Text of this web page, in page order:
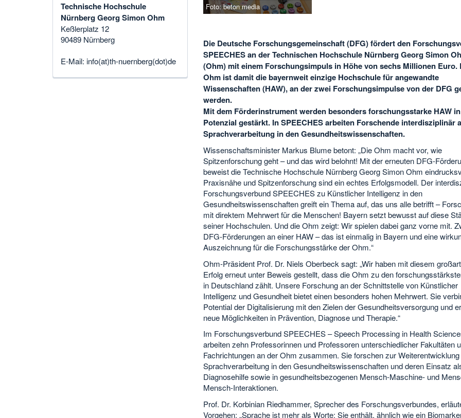
Foto: beton media
Die Deutsche Forschungsgemeinschaft (DFG) fördert den
SPEECHES an der Technischen Hochschule Nürnberg Georg Simon
(Ohm) mit einem Forschungsimpuls in Höhe von sechs Millionen Euro.
Ohm ist damit die bayernweit einzige Hochschule für angewandte
Wissenschaften (HAW), an der zwei Forschungsimpulse von der DFG
werden.
Mit dem Förderinstrument werden besonders forschungsstarke HAW
Potenzial gestärkt. In SPEECHES arbeiten Forschende interdisziplinär
Sprachverarbeitung in den Gesundheitswissenschaften.
Wissenschaftsminister Markus Blume betont: „Die Ohm macht vor, wie
Spitzenforschung geht – und das wird belohnt! Mit der erneuten DFG-
beweist die Technische Hochschule Nürnberg Georg Simon Ohm
Praxisnähe und Spitzenforschung sind ein echtes Erfolgsmodell. Der
Forschungsverbund SPEECHES zu Künstlicher Intelligenz in den
Gesundheitswissenschaften greift ein Thema auf, das uns alle betrifft –
mit direktem Mehrwert für die Menschen! Bayern setzt bewusst auf diese
seiner Hochschulen. Und die Ohm zeigt: Wir spielen dabei ganz vorne mit.
DFG-Förderungen an einer HAW – das ist einmalig in Bayern und eine
Auszeichnung für die Forschungsstärke der Ohm.“
Ohm-Präsident Prof. Dr. Niels Oberbeck sagt: „Wir haben mit diesem
Erfolg erneut unter Beweis gestellt, dass die Ohm zu den
in Deutschland zählt. Unsere Forschung an der Schnittstelle von Künstlicher
Intelligenz und Gesundheit bietet einen besonders hohen Mehrwert. Sie
Potential der Digitalisierung mit den Zielen der Gesundheitsversorgung und
neue Möglichkeiten in Prävention, Diagnose und Therapie.“
Im Forschungsverbund SPEECHES – Speech Processing in Health
arbeiten zehn Professorinnen und Professoren unterschiedlicher Fakultäten
Fachrichtungen an der Ohm zusammen. Sie forschen zur
Sprachverarbeitung in den Gesundheitswissenschaften und deren Einsatz
Diagnosehilfe sowie in gesundheitsbezogenen Mensch-Maschine- und
Mensch-Interaktionen.
Prof. Dr. Korbinian Riedhammer, Sprecher des Forschungsverbundes,
Vorgehen: „Sprache ist mehr als Worte: Sie enthält, ähnlich wie ein
Technische Hochschule
Nürnberg Georg Simon Ohm
Keßlerplatz 12
90489 Nürnberg
E-Mail: info(at)th-nuernberg(dot)de